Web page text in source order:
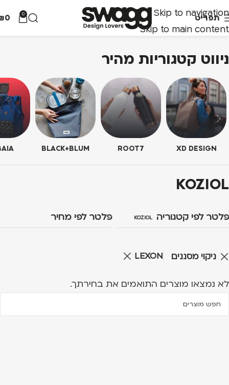
Skip to navigation
Skip to main content
תפריט 0
0
ניווט קטגוריות מהיר
XD DESIGN
ROOT7
BLACK+BLUM
KOZIOL
פלטר לפי קטגוריה KOZIOL פלטר לפי מחיר
ניקוי מסננים LEXON
לא נמצאו מוצרים התואמים את בחירתך.